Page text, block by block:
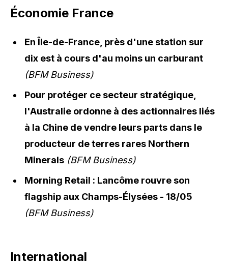
Économie France
En Île-de-France, près d'une station sur
dix est à cours d'au moins un carburant
(BFM Business)
Pour protéger ce secteur stratégique,
l'Australie ordonne à des actionnaires liés
à la Chine de vendre leurs parts dans le
producteur de terres rares Northern
Minerals (BFM Business)
Morning Retail : Lancôme rouvre son
flagship aux Champs-Élysées - 18/05
(BFM Business)
International